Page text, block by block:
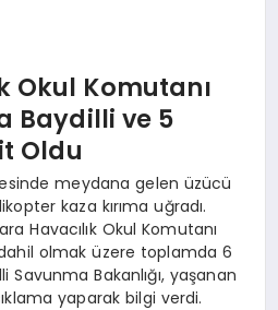
Okul Komutanı
Baydilli ve 5
Oldu
meydana gelen üzücü
kaza kırıma uğradı.
Havacılık Okul Komutanı
olmak üzere toplamda 6
Savunma Bakanlığı, yaşanan
yaparak bilgi verdi.